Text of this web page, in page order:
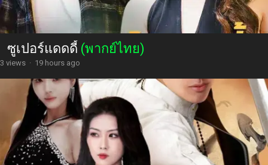
ซูเปอร์แดดดี้ (พากย์ไทย)
3 views · 19 hours ago